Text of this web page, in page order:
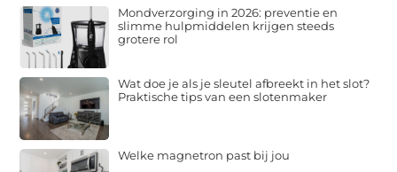
Mondverzorging in 2026: preventie en
slimme hulpmiddelen krijgen steeds
grotere rol
Wat doe je als je sleutel afbreekt in het slot?
Praktische tips van een slotenmaker
Welke magnetron past bij jou